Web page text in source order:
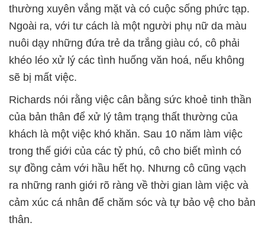
thường xuyên vắng mặt và có cuộc sống phức tạp.
Ngoài ra, với tư cách là một người phụ nữ da màu
nuôi dạy những đứa trẻ da trắng giàu có, cô phải
khéo léo xử lý các tình huống văn hoá, nếu không
sẽ bị mất việc.
Richards nói rằng việc cân bằng sức khoẻ tinh thần
của bản thân để xử lý tâm trạng thất thường của
khách là một việc khó khăn. Sau 10 năm làm việc
trong thế giới của các tỷ phú, cô cho biết mình có
sự đồng cảm với hầu hết họ. Nhưng cô cũng vạch
ra những ranh giới rõ ràng về thời gian làm việc và
cảm xúc cá nhân để chăm sóc và tự bảo vệ cho bản
thân.